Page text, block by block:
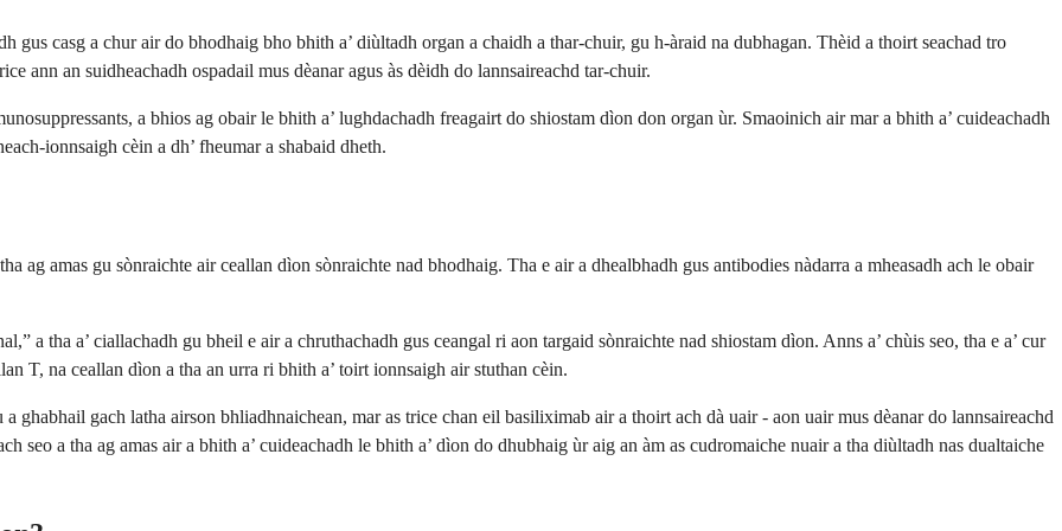
gus casg a chur air do bhodhaig bho bhith a’ diùltadh organ a chaidh a thar-chuir, gu h-àraid na dubhagan. Thèid a thoirt seachad tro
ann an suidheachadh ospadail mus dèanar agus às dèidh do lannsaireachd tar-chuir.
a bhios ag obair le bhith a’ lughdachadh freagairt do shiostam dìon don organ ùr. Smaoinich air mar a bhith a’ cuideachadh
ionnsaigh cèin a dh’ fheumar a shabaid dheth.
ag amas gu sònraichte air ceallan dìon sònraichte nad bhodhaig. Tha e air a dhealbhadh gus antibodies nàdarra a mheasadh ach le obair
a tha a’ ciallachadh gu bheil e air a chruthachadh gus ceangal ri aon targaid sònraichte nad shiostam dìon. Anns a’ chùis seo, tha e a’ cur
T, na ceallan dìon a tha an urra ri bhith a’ toirt ionnsaigh air stuthan cèin.
ghabhail gach latha airson bhliadhnaichean, mar as trice chan eil basiliximab air a thoirt ach dà uair - aon uair mus dèanar do lannsaireachd
seo a tha ag amas air a bhith a’ cuideachadh le bhith a’ dìon do dhubhaig ùr aig an àm as cudromaiche nuair a tha diùltadh nas dualtaiche